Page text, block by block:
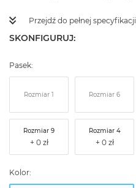
Przejdź do pełnej specyfikacji
SKONFIGURUJ:
Pasek:
Rozmiar 1 Rozmiar 6
Rozmiar 9 Rozmiar 4
Kolor: